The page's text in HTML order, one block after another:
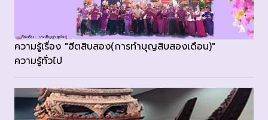
ความรู้เรื่อง "ฮีตสิบสอง(การทำบุญสิบสองเดือน)"
ความรู้ทั่วไป